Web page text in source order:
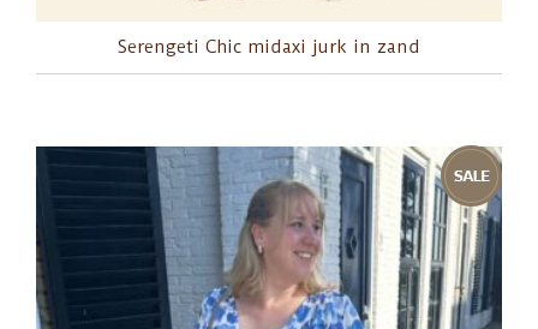
Serengeti Chic midaxi jurk in zand